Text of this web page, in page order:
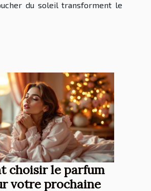
du soleil transforment le
choisir le parfum
votre prochaine